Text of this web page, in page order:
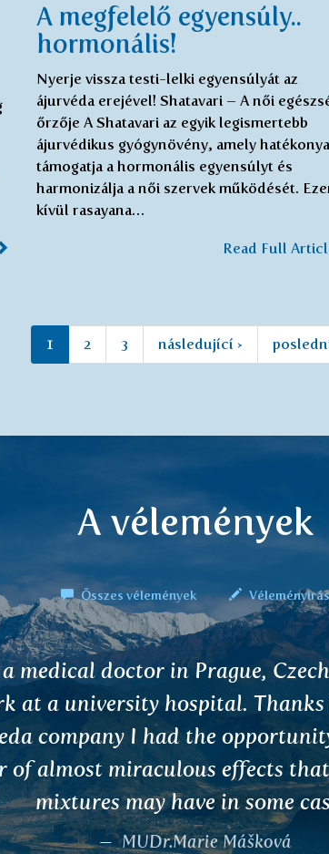
A megfelelő egyensúly..
hormonális!
Nyerje vissza testi-lelki egyensúlyát az
ájurvéda erejével! Shatavari – A női
őrzője A Shatavari az egyik legismertebb
ájurvédikus gyógynövény, amely
támogatja a hormonális egyensúlyt és
harmonizálja a női szervek működését.
kívül rasayana…
Read Full
1 2 3 následující ›
A vélemények
Összes vélemények Véleményírás
sir or madam, while travelling
a few weeks ago I bought some
tea and it seems to have a
on blood/glucose levels.
Emile van Rijswijk, Picton, New